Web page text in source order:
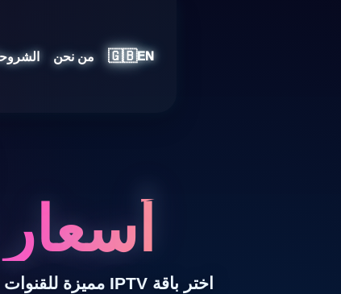
من نحن 🇬🇧EN
اختر باقة IPTV مميزة للقنوات المباشرة بجودة 4K والأفلام والمسلسلات والرياضة مع دعم سريع وتشغيل متعدد الأجهزة.